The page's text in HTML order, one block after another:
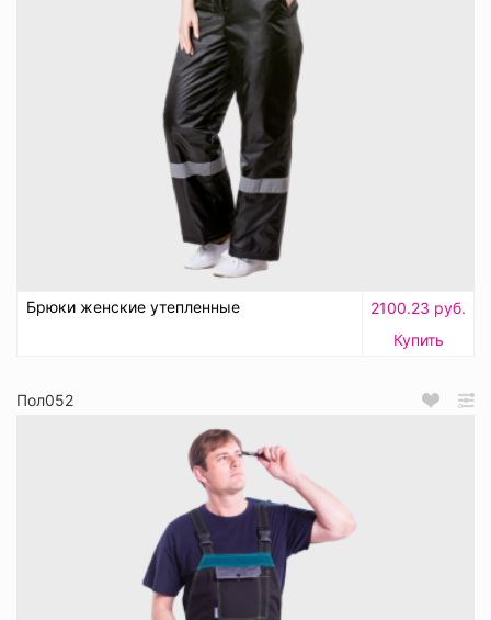
Брюки женские утепленные
2100.23 руб.
Купить
Пол052